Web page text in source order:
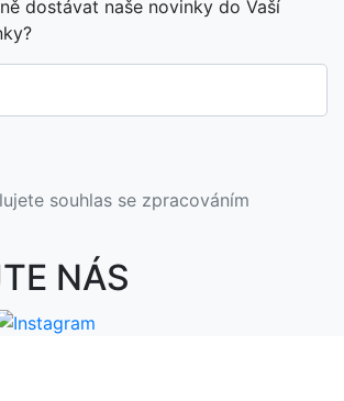
dostávat naše novinky do Vaší
souhlas se zpracováním
NÁS